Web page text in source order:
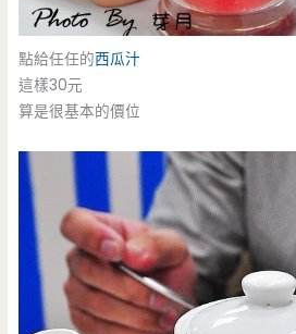
點給任任的西瓜汁
這樣30元
算是很基本的價位